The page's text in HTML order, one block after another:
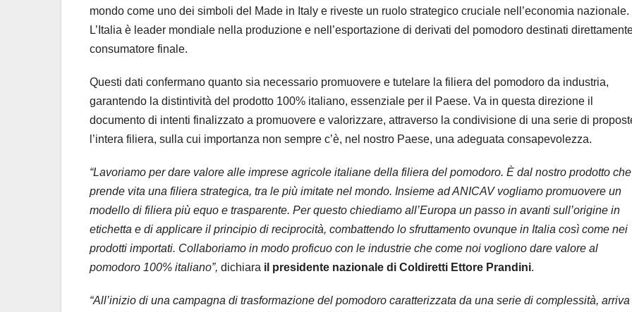
mondo come uno dei simboli del Made in Italy e riveste un ruolo strategico cruciale nell’economia nazionale.
L’Italia è leader mondiale nella produzione e nell’esportazione di derivati del pomodoro destinati
consumatore finale.
Questi dati confermano quanto sia necessario promuovere e tutelare la filiera del pomodoro da industria,
garantendo la distintività del prodotto 100% italiano, essenziale per il Paese. Va in questa direzione il
documento di intenti finalizzato a promuovere e valorizzare, attraverso la condivisione di una serie di
l’intera filiera, sulla cui importanza non sempre c’è, nel nostro Paese, una adeguata consapevolezza.
“Lavoriamo per dare valore alle imprese agricole italiane della filiera del pomodoro. È dal nostro prodotto che
prende vita una filiera strategica, tra le più imitate nel mondo. Insieme ad ANICAV vogliamo promuovere un
modello di filiera più equo e trasparente. Per questo chiediamo all’Europa un passo in avanti sull’origine in
etichetta e di applicare il principio di reciprocità, combattendo lo sfruttamento ovunque in Italia così come nei
prodotti importati. Collaboriamo in modo proficuo con le industrie che come noi vogliono dare valore al
pomodoro 100% italiano”, dichiara il presidente nazionale di Coldiretti Ettore Prandini.
“All’inizio di una campagna di trasformazione del pomodoro caratterizzata da una serie di complessità, arriva